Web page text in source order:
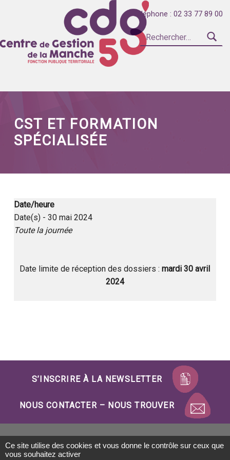
Téléphone : 02 33 77 89 00
Rechercher :
Introduction
CST ET FORMATION
SPÉCIALISÉE
Date/heure
Date(s) - 30 mai 2024
Toute la journée
Date limite de réception des dossiers :mardi 30 avril
2024
S’INSCRIRE À LA NEWSLETTER
NOUS CONTACTER – NOUS TROUVER
Mentions Légales
Politique de confidentialité
Gestion des cookies
Ce site utilise des cookies et vous donne le contrôle sur ceux que
vous souhaitez activer